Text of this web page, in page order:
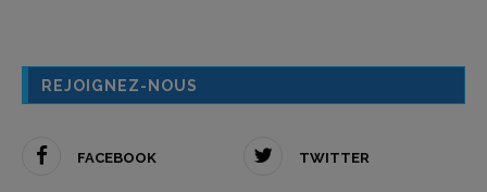
REJOIGNEZ-NOUS
FACEBOOK TWITTER